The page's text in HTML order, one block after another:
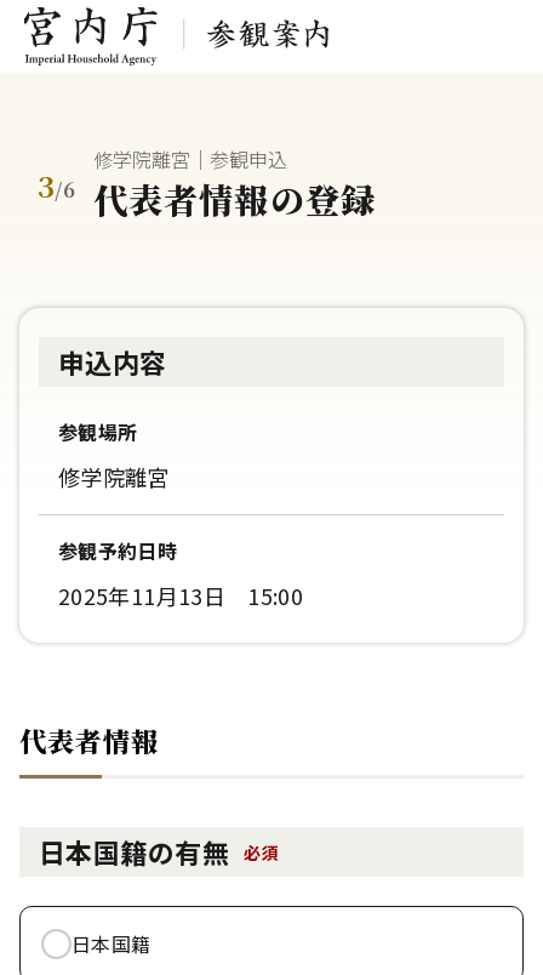
3/6
修学院離宮｜参観申込
代表者情報の登録
申込内容
参観場所
修学院離宮
参観予約日時
2025年11月13日 15:00
代表者情報
日本国籍の有無 必須
日本国籍